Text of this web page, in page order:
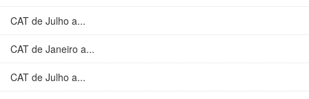
CAT de Julho a...
CAT de Janeiro a...
CAT de Julho a...